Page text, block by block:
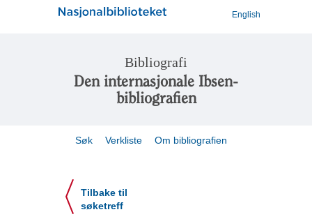
English
Bibliografi
Den internasjonale Ibsen-
bibliografien
Søk Verkliste Om bibliografien
Tilbake til
søketreff